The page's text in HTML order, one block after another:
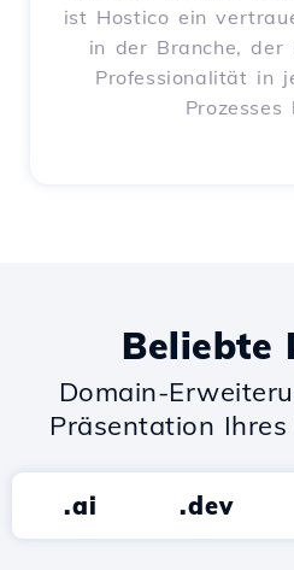
ist Hostico ein
in der Branche, der
Professionalität in
Prozesses
Beliebte
Domain-
Präsentation
.ai .dev